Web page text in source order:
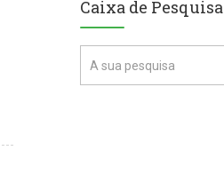
Caixa de Pesquisa